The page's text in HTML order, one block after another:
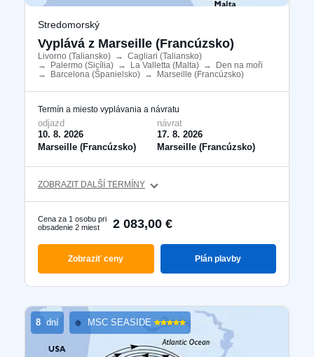
Stredomorský
Vyplává z Marseille (Francúzsko)
Livorno (Taliansko) → Cagliari (Taliansko)
→ Palermo (Sicília) → La Valletta (Malta) → Den na moři
→ Barcelona ​​(Španielsko) → Marseille (Francúzsko)
Termín a miesto vyplávania a návratu
odjazd
10. 8. 2026
Marseille (Francúzsko)
návrat
17. 8. 2026
Marseille (Francúzsko)
ZOBRAZIT DALŠÍ TERMÍNY
Cena za 1 osobu pri
obsadenie 2 miest
2 083,00 €
Zobraziť ceny Plán plavby
8dní MSC SEASIDE